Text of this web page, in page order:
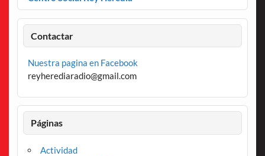
Contactar
Nuestra pagina en Facebook
reyherediaradio@gmail.com
Páginas
Actividad